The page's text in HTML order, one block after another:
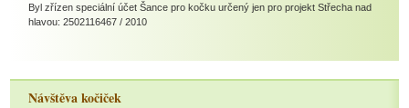
Byl zřízen speciální účet Šance pro kočku určený jen pro projekt Střecha nad
hlavou: 2502116467 / 2010
Návštěva kočiček